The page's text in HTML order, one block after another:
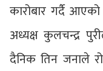
कारोबार गर्दै
अध्यक्ष कुलचन्द्र
दैनिक तिन जनाले